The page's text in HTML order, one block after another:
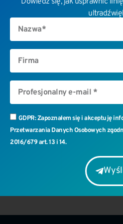
GDPR: Zapoznałem się i akceptuję
Przetwarzania Danych Osobowych
2016/679 art. 13 i 14.